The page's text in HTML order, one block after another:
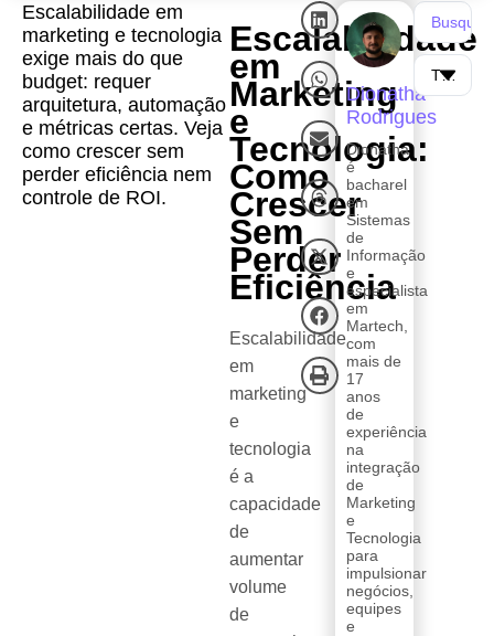
Escalabilidade em
marketing e tecnologia
exige mais do que
budget: requer
arquitetura, automação
e métricas certas. Veja
como crescer sem
perder eficiência nem
controle de ROI.
Escalabilidade
em
Marketing
e
Tecnologia:
Como
Crescer
Sem
Perder
Eficiência
Escalabilidade
em
marketing
e
tecnologia
é a
capacidade
de
aumentar
volume
de
Dionatha
Rodrigues
Dionatha
é
bacharel
em
Sistemas
de
Informação
e
especialista
em
Martech,
com
mais de
17
anos
de
experiência
na
integração
de
Marketing
e
Tecnologia
para
impulsionar
negócios,
equipes
e